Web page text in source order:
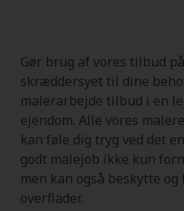
Gør brug af vores tilbud
skræddersyet til dine
malerarbejde tilbud i en
ejendom. Alle vores
kan føle dig tryg ved det
godt malejob ikke kun
men kan også beskytte
overflader.